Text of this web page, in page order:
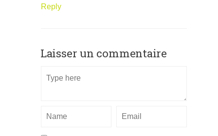
Reply
Laisser un commentaire